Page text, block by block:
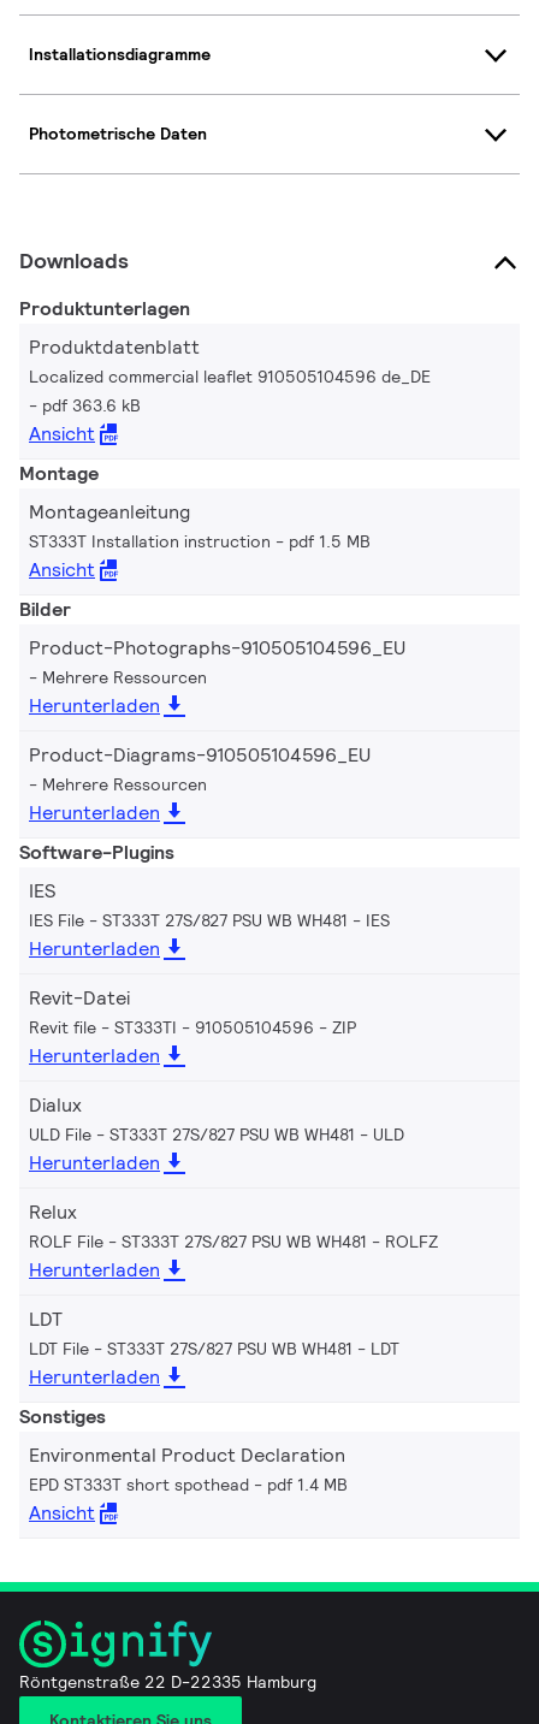
Installationsdiagramme
Photometrische Daten
Downloads
Produktunterlagen
Produktdatenblatt
Localized commercial leaflet 910505104596 de_DE
pdf 363.6 kB
Ansicht
Montage
Montageanleitung
ST333T Installation instruction pdf 1.5 MB
Ansicht
Bilder
Product-Photographs-910505104596_EU
Mehrere Ressourcen
Herunterladen
Product-Diagrams-910505104596_EU
Mehrere Ressourcen
Herunterladen
Software-Plugins
IES
IES File - ST333T 27S/827 PSU WB WH481 IES
Herunterladen
Revit-Datei
Revit file - ST333TI - 910505104596 ZIP
Herunterladen
Dialux
ULD File - ST333T 27S/827 PSU WB WH481 ULD
Herunterladen
Relux
ROLF File - ST333T 27S/827 PSU WB WH481 ROLFZ
Herunterladen
LDT
LDT File - ST333T 27S/827 PSU WB WH481 LDT
Herunterladen
Sonstiges
Environmental Product Declaration
EPD ST333T short spothead pdf 1.4 MB
Ansicht
Röntgenstraße 22 D-22335 Hamburg